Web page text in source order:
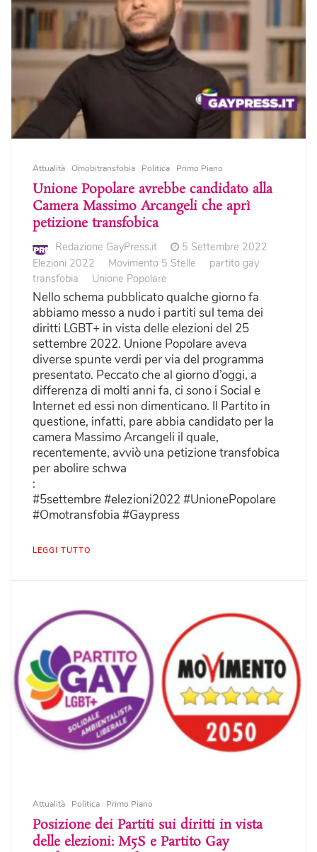
Attualità Omobitransfobia Politica Primo Piano
Unione Popolare avrebbe candidato alla
Camera Massimo Arcangeli che aprì
petizione transfobica
Redazione GayPress.it
5 Settembre 2022
Elezioni 2022
Movimento 5 Stelle
partito gay
transfobia
Unione Popolare
Nello schema pubblicato qualche giorno fa
abbiamo messo a nudo i partiti sul tema dei
diritti LGBT+ in vista delle elezioni del 25
settembre 2022. Unione Popolare aveva
diverse spunte verdi per via del programma
presentato. Peccato che al giorno d’oggi, a
differenza di molti anni fa, ci sono i Social e
Internet ed essi non dimenticano. Il Partito in
questione, infatti, pare abbia candidato per la
camera Massimo Arcangeli il quale,
recentemente, avviò una petizione transfobica
per abolire schwa
:
#5settembre #elezioni2022 #UnionePopolare
#Omotransfobia #Gaypress
LEGGI TUTTO
Attualità Politica Primo Piano
Posizione dei Partiti sui diritti in vista
delle elezioni: M5S e Partito Gay